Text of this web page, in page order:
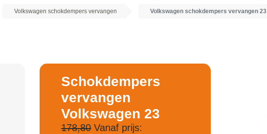
Volkswagen schokdempers vervangen Volkswagen schokdempers vervangen 23
Schokdempers
vervangen
Volkswagen 23
178,80Vanaf prijs: